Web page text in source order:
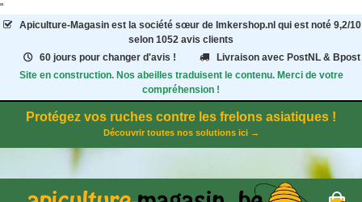
"
Apiculture-Magasinest la société sœur de Imkershop.nl qui est noté 9,2/10
selon 1052 avis clients
60 jours pour changer d'avis !
Livraison avec PostNL & Bpost
Site en construction. Nos abeilles traduisent le contenu. Merci de votre
compréhension !
Protégez vos ruches contre les frelons asiatiques !
Découvrir toutes nos solutions ici →